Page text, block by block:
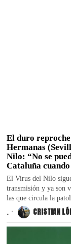
El duro reproche
Hermanas
Nilo: “No se
Cataluña
El Virus del Nilo
transmisión y ya son
las que circula la
. CRISTIAN